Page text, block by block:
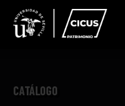
CATÁLOGO